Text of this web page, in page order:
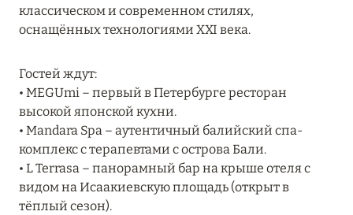
MANDARIN ORIENTAL JUMEIRA — SUITE
NOVEMBER
Подробнее
13 мая 2025
ЗАБРОНИРУЙТЕ FOUR SEASONS RESORT
классическом и современном стилях,
оснащённых технологиями XXI века.
Гостей ждут:
• MEGUmi – первый в Петербурге ресторан
высокой японской кухни.
• Mandara Spa – аутентичный балийский спа-
комплекс с терапевтами с острова Бали.
• L Terrasa – панорамный бар на крыше отеля с
видом на Исаакиевскую площадь (открыт в
тёплый сезон).